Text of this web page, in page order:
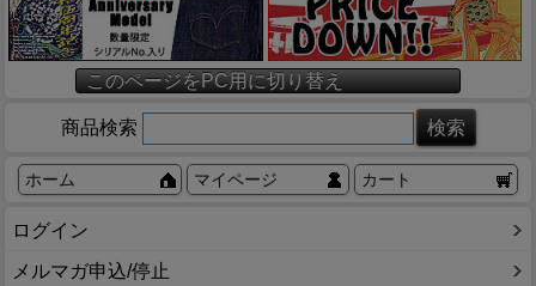
このページをPC用に切り替え
商品検索
ホーム マイページ カート
ログイン
メルマガ申込/停止